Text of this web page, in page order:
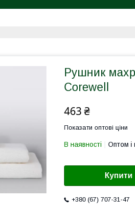
Рушник
Corewell
463 ₴
Показати оптові ціни
В наявності Оптом і
Купити
+380 (67) 707-31-47